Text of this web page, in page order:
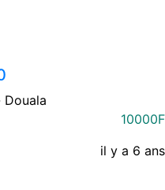
Douala
10000F
il y a 6 ans